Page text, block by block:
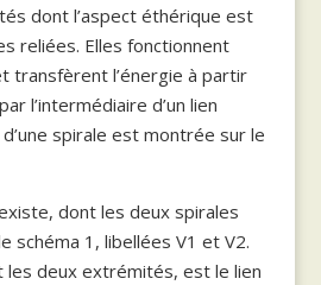
dont l’aspect éthérique est
reliées. Elles fonctionnent
transfèrent l’énergie à partir
l’intermédiaire d’un lien
spirale est montrée sur le
dont les deux spirales
schéma 1, libellées V1 et V2.
les deux extrémités, est le lien